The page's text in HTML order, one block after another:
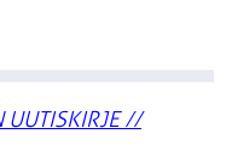
UUTISKIRJE //